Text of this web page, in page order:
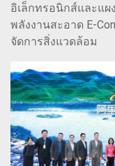
อิเล็กทรอนิกส์และแ
พลังงานสะอาด E-
จัดการสิ่งแวดล้อม